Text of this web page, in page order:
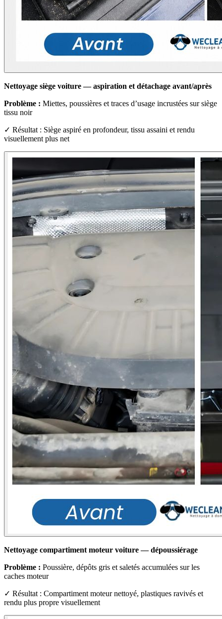
Nettoyage siège voiture — aspiration et détachage avant/après
Problème : Miettes, poussières et traces d’usage incrustées sur siège
tissu noir
✓ Résultat : Siège aspiré en profondeur, tissu assaini et rendu
visuellement plus net
Nettoyage compartiment moteur voiture — dépoussiérage
Problème : Poussière, dépôts gris et saletés accumulées sur les
caches moteur
✓ Résultat : Compartiment moteur nettoyé, plastiques ravivés et
rendu plus propre visuellement